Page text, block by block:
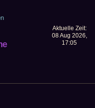
Aktuelle Zeit:
08 Aug 2026,
17:05